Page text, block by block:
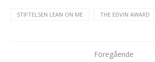
STIFTELSEN LEAN ON ME THE EDVIN AWARD
Föregående